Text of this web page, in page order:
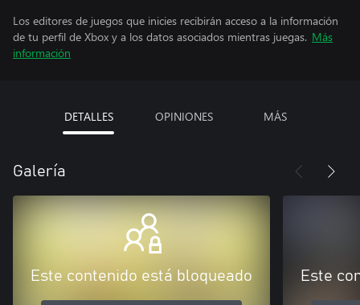
Los editores de juegos que inicies recibirán acceso a la información
de tu perfil de Xbox y a los datos asociados mientras juegas. Más
información
DETALLES OPINIONES MÁS
Galería
Este contenido está bloqueado Este